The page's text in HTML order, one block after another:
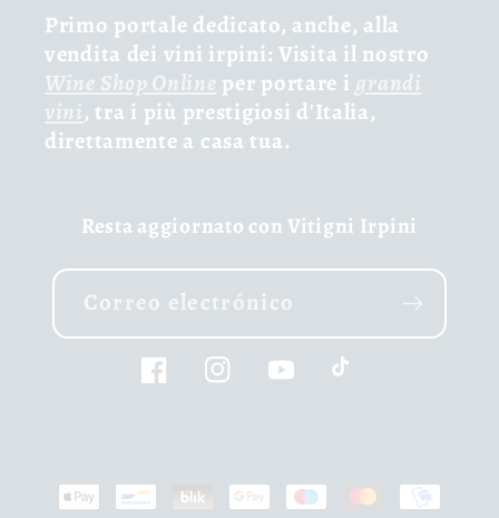
Primo portale dedicato, anche, alla
vendita dei vini irpini: Visita il nostro
Wine Shop Online per portare i grandi
vini, tra i più prestigiosi d'Italia,
direttamente a casa tua.
Resta aggiornato con Vitigni Irpini
Correo electrónico
FacebookInstagramYouTubeTikTok
Formas